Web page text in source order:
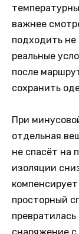
важнее
подходить не
реальные
после
сохранить
При
отдельная
не спасёт на
изоляции
просторный